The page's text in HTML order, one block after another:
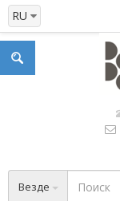
RU
Везде